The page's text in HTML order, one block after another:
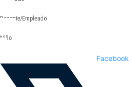
Docente/Empleado
Niño
Facebook